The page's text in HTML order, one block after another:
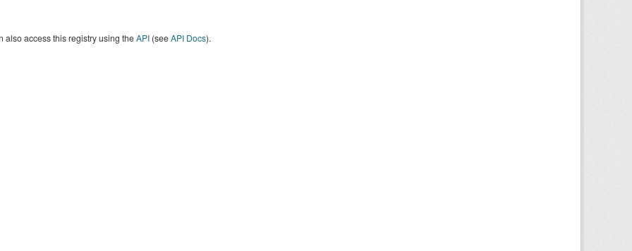
also access this registry using theAPI(seeAPI Docs).